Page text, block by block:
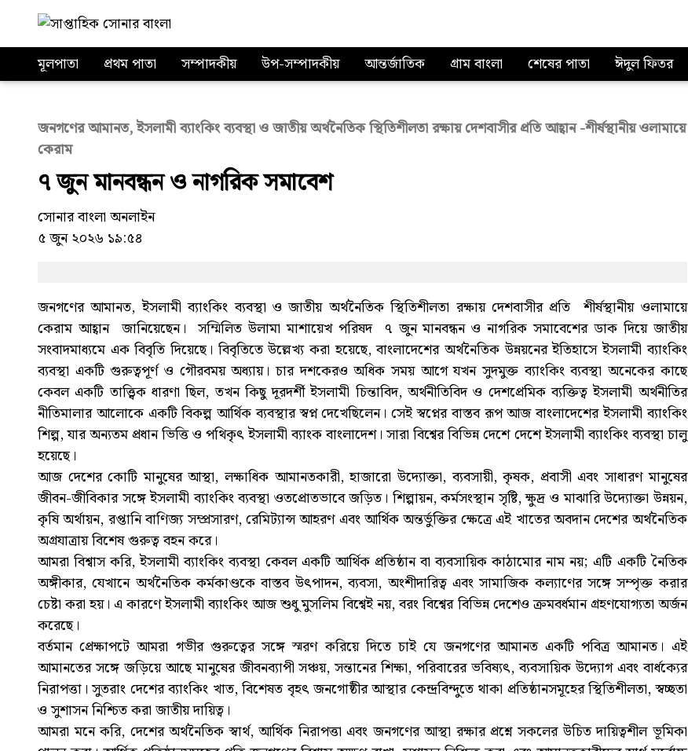
মূলপাতা প্রথম পাতা সম্পাদকীয় উপ-সম্পাদকীয় আন্তর্জাতিক গ্রাম বাংলা শেষের পাতা ঈদুল ফিতর
জনগণের আমানত, ইসলামী ব্যাংকিং ব্যবস্থা ও জাতীয় অর্থনৈতিক স্থিতিশীলতা রক্ষায় দেশবাসীর প্রতি আহ্বান -শীর্ষস্থানীয় ওলামায়ে
কেরাম
৭ জুন মানবন্ধন ও নাগরিক সমাবেশ
সোনার বাংলা অনলাইন
৫ জুন ২০২৬ ১৯:৫৪
জনগণের আমানত, ইসলামী ব্যাংকিং ব্যবস্থা ও জাতীয় অর্থনৈতিক স্থিতিশীলতা রক্ষায় দেশবাসীর প্রতি শীর্ষস্থানীয় ওলামায়ে
কেরাম আহ্বান জানিয়েছেন। সম্মিলিত উলামা মাশায়েখ পরিষদ ৭ জুন মানবন্ধন ও নাগরিক সমাবেশের ডাক দিয়ে জাতীয়
সংবাদমাধ্যমে এক বিবৃতি দিয়েছে। বিবৃতিতে উল্লেখ্য করা হয়েছে, বাংলাদেশের অর্থনৈতিক উন্নয়নের ইতিহাসে ইসলামী ব্যাংকিং
ব্যবস্থা একটি গুরুত্বপূর্ণ ও গৌরবময় অধ্যায়। চার দশকেরও অধিক সময় আগে যখন সুদমুক্ত ব্যাংকিং ব্যবস্থা অনেকের কাছে
কেবল একটি তাত্ত্বিক ধারণা ছিল, তখন কিছু দূরদর্শী ইসলামী চিন্তাবিদ, অর্থনীতিবিদ ও দেশপ্রেমিক ব্যক্তিত্ব ইসলামী অর্থনীতির
নীতিমালার আলোকে একটি বিকল্প আর্থিক ব্যবস্থার স্বপ্ন দেখেছিলেন। সেই স্বপ্নের বাস্তব রূপ আজ বাংলাদেশের ইসলামী ব্যাংকিং
শিল্প, যার অন্যতম প্রধান ভিত্তি ও পথিকৃৎ ইসলামী ব্যাংক বাংলাদেশ। সারা বিশ্বের বিভিন্ন দেশে দেশে ইসলামী ব্যাংকিং ব্যবস্থা চালু
হয়েছে।
আজ দেশের কোটি মানুষের আস্থা, লক্ষাধিক আমানতকারী, হাজারো উদ্যোক্তা, ব্যবসায়ী, কৃষক, প্রবাসী এবং সাধারণ মানুষের
জীবন-জীবিকার সঙ্গে ইসলামী ব্যাংকিং ব্যবস্থা ওতপ্রোতভাবে জড়িত। শিল্পায়ন, কর্মসংস্থান সৃষ্টি, ক্ষুদ্র ও মাঝারি উদ্যোক্তা উন্নয়ন,
কৃষি অর্থায়ন, রপ্তানি বাণিজ্য সম্প্রসারণ, রেমিট্যান্স আহরণ এবং আর্থিক অন্তর্ভুক্তির ক্ষেত্রে এই খাতের অবদান দেশের অর্থনৈতিক
অগ্রযাত্রায় বিশেষ গুরুত্ব বহন করে।
আমরা বিশ্বাস করি, ইসলামী ব্যাংকিং ব্যবস্থা কেবল একটি আর্থিক প্রতিষ্ঠান বা ব্যবসায়িক কাঠামোর নাম নয়; এটি একটি নৈতিক
অঙ্গীকার, যেখানে অর্থনৈতিক কর্মকাণ্ডকে বাস্তব উৎপাদন, ব্যবসা, অংশীদারিত্ব এবং সামাজিক কল্যাণের সঙ্গে সম্পৃক্ত করার
চেষ্টা করা হয়। এ কারণে ইসলামী ব্যাংকিং আজ শুধু মুসলিম বিশ্বেই নয়, বরং বিশ্বের বিভিন্ন দেশেও ক্রমবর্ধমান গ্রহণযোগ্যতা অর্জন
করেছে।
বর্তমান প্রেক্ষাপটে আমরা গভীর গুরুত্বের সঙ্গে স্মরণ করিয়ে দিতে চাই যে জনগণের আমানত একটি পবিত্র আমানত। এই
আমানতের সঙ্গে জড়িয়ে আছে মানুষের জীবনব্যাপী সঞ্চয়, সন্তানের শিক্ষা, পরিবারের ভবিষ্যৎ, ব্যবসায়িক উদ্যোগ এবং বার্ধক্যের
নিরাপত্তা। সুতরাং দেশের ব্যাংকিং খাত, বিশেষত বৃহৎ জনগোষ্ঠীর আস্থার কেন্দ্রবিন্দুতে থাকা প্রতিষ্ঠানসমূহের স্থিতিশীলতা, স্বচ্ছতা
ও সুশাসন নিশ্চিত করা জাতীয় দায়িত্ব।
আমরা মনে করি, দেশের অর্থনৈতিক স্বার্থ, আর্থিক নিরাপত্তা এবং জনগণের আস্থা রক্ষার প্রশ্নে সকলের উচিত দায়িত্বশীল ভূমিকা